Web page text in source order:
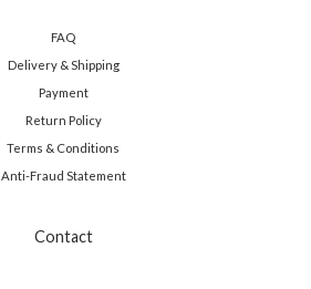
FAQ
Delivery & Shipping
Payment
Return Policy
Terms & Conditions
Anti-Fraud Statement
Contact